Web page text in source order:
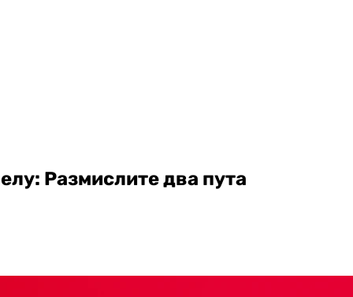
Размислите два пута